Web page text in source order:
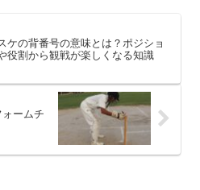
ケの背番号の意味とは？ポジショ
役割から観戦が楽しくなる知識
ームチ